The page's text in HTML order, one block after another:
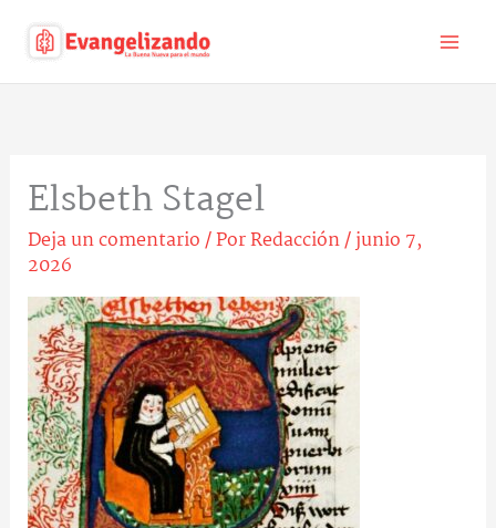
Elsbeth Stagel
Deja un comentario/ PorRedacción/junio 7,
2026